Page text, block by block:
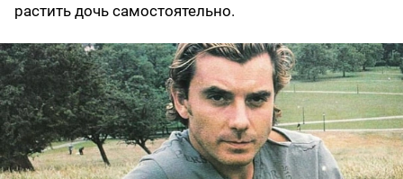
растить дочь самостоятельно.